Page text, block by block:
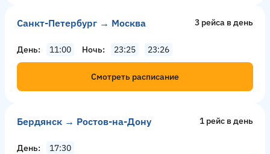
Санкт-Петербург → Москва 3 рейсa в день
День 11:00 Ночь 23:25 23:26
Смотреть расписание
Бердянск → Ростов-на-Дону 1 рейс в день
День
17:30